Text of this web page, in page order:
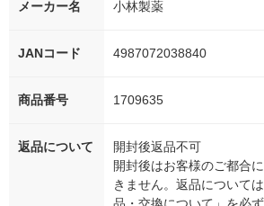
メーカー名 小林製薬
JANコード 4987072038840
商品番号 1709635
返品について
開封後返品不可
開封後はお客様のご都合
きません。返品について